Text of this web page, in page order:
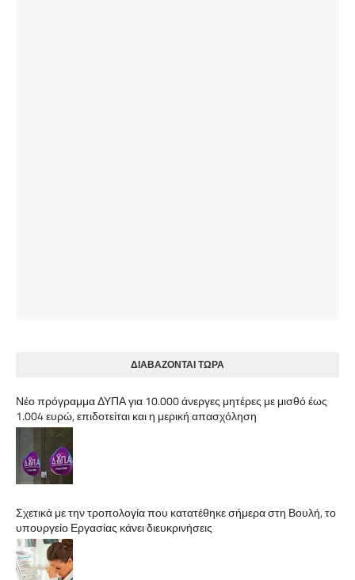
ΔΙΑΒΑΖΟΝΤΑΙ ΤΩΡΑ
Νέο πρόγραμμα ΔΥΠΑ για 10.000 άνεργες μητέρες με μισθό έως
1.004 ευρώ, επιδοτείται και η μερική απασχόληση
Σχετικά με την τροπολογία που κατατέθηκε σήμερα στη Βουλή, το
υπουργείο Εργασίας κάνει διευκρινήσεις